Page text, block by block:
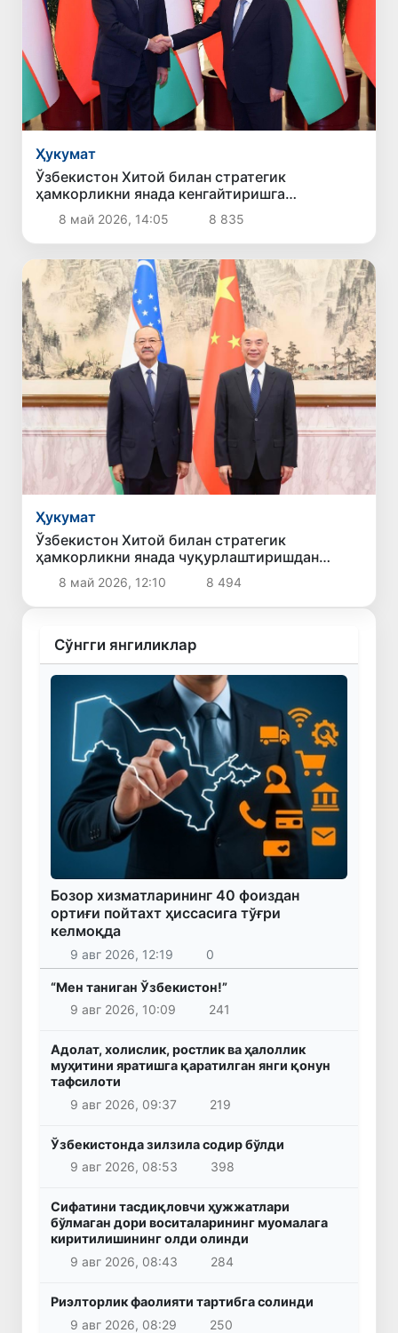
Ҳукумат
Ўзбекистон Хитой билан стратегик
ҳамкорликни янада кенгайтиришга
тайёрлигини билдирди
8 май 2026, 14:05 8 835
Ҳукумат
Ўзбекистон Хитой билан стратегик
ҳамкорликни янада чуқурлаштиришдан
манфаатдорлигини билдирди
8 май 2026, 12:10 8 494
Сўнгги янгиликлар
Бозор хизматларининг 40 фоиздан
ортиғи пойтахт ҳиссасига тўғри
келмоқда
9 авг 2026, 12:19 0
“Мен таниган Ўзбекистон!”
9 авг 2026, 10:09
241
Адолат, холислик, ростлик ва ҳалоллик
муҳитини яратишга қаратилган янги қонун
тафсилоти
9 авг 2026, 09:37
219
Ўзбекистонда зилзила содир бўлди
9 авг 2026, 08:53
398
Сифатини тасдиқловчи ҳужжатлари
бўлмаган дори воситаларининг муомалага
киритилишининг олди олинди
9 авг 2026, 08:43
284
Риэлторлик фаолияти тартибга солинди
9 авг 2026, 08:29
250